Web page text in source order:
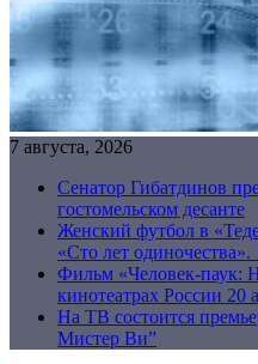
7 августа, 2026
Сенатор Гибатдинов
гостомельском десанте
Женский футбол в
«Сто лет
Фильм «Человек-паук:
кинотеатрах России 20
На ТВ состоится
Мистер Ви”